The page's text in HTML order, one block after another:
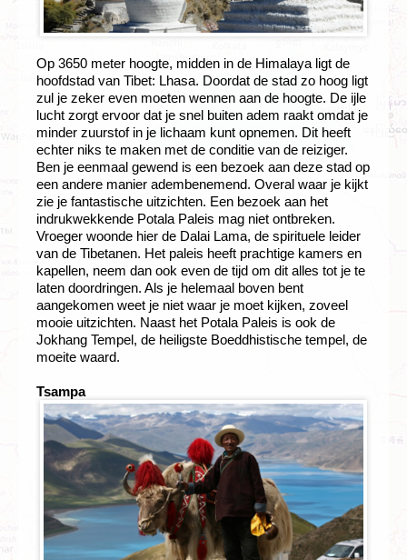
Op 3650 meter hoogte, midden in de Himalaya ligt de
hoofdstad van Tibet: Lhasa. Doordat de stad zo hoog ligt
zul je zeker even moeten wennen aan de hoogte. De ijle
lucht zorgt ervoor dat je snel buiten adem raakt omdat je
minder zuurstof in je lichaam kunt opnemen. Dit heeft
echter niks te maken met de conditie van de reiziger.
Ben je eenmaal gewend is een bezoek aan deze stad op
een andere manier adembenemend. Overal waar je kijkt
zie je fantastische uitzichten. Een bezoek aan het
indrukwekkende Potala Paleis mag niet ontbreken.
Vroeger woonde hier de Dalai Lama, de spirituele leider
van de Tibetanen. Het paleis heeft prachtige kamers en
kapellen, neem dan ook even de tijd om dit alles tot je te
laten doordringen. Als je helemaal boven bent
aangekomen weet je niet waar je moet kijken, zoveel
mooie uitzichten. Naast het Potala Paleis is ook de
Jokhang Tempel, de heiligste Boeddhistische tempel, de
moeite waard.
Tsampa